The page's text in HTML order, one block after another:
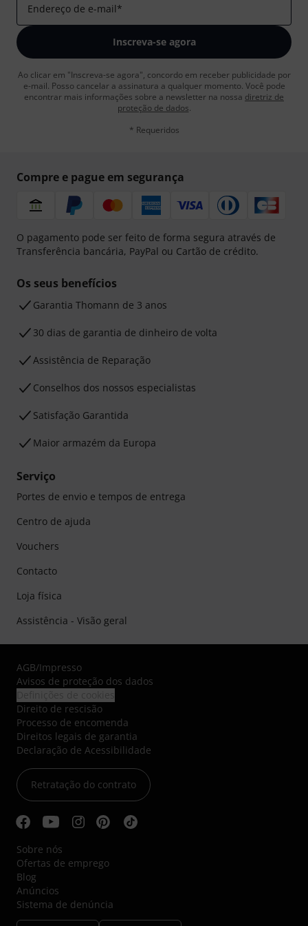
Endereço de e-mail*
Inscreva-se agora
Ao clicar em "Inscreva-se agora", concordo em receber publicidade por
e-mail. Posso cancelar a assinatura a qualquer momento. Você pode
encontrar mais informações sobre a newsletter na nossa diretriz de
proteção de dados.
* Requeridos
Compre e pague em segurança
O pagamento pode ser feito de forma segura através de
Transferência bancária, PayPal ou Cartão de crédito.
Os seus benefícios
Garantia Thomann de 3 anos
30 dias de garantia de dinheiro de volta
Assistência de Reparação
Conselhos dos nossos especialistas
Satisfação Garantida
Maior armazém da Europa
Serviço
Portes de envio e tempos de entrega
Centro de ajuda
Vouchers
Contacto
Loja física
Assistência - Visão geral
AGB/Impresso
Avisos de proteção dos dados
Direito de rescisão
Processo de encomenda
Direitos legais de garantia
Declaração de Acessibilidade
Retratação do contrato
Sobre nós
Ofertas de emprego
Blog
Anúncios
Sistema de denúncia